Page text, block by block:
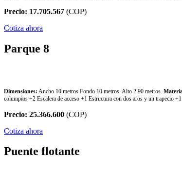
Precio: 17.705.567 (COP)
Cotiza ahora
Parque 8
Dimensiones: Ancho 10 metros Fondo 10 metros. Alto 2.90 metros.
columpios +2 Escalera de acceso +1 Estructura con dos aros y un trapecio
Precio: 25.366.600 (COP)
Cotiza ahora
Puente flotante